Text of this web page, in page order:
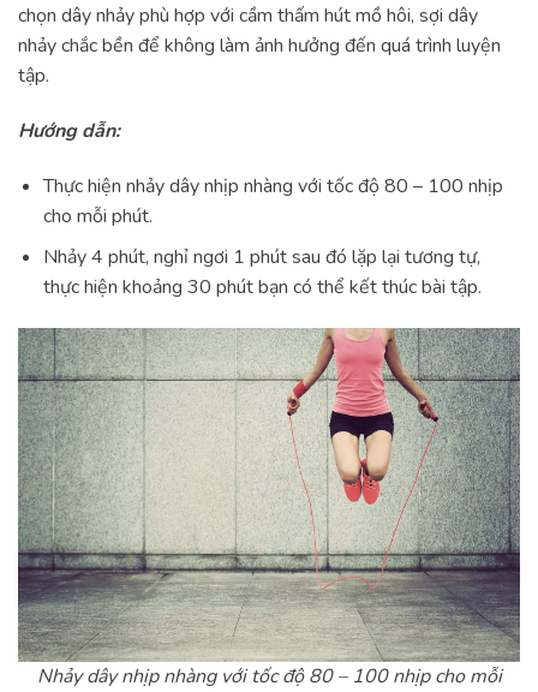
chọn dây nhảy phù hợp với cầm thấm hút mồ hôi, sợi dây
nhảy chắc bền để không làm ảnh hưởng đến quá trình luyện
tập.
Hướng dẫn:
Thực hiện nhảy dây nhịp nhàng với tốc độ 80 – 100 nhịp
cho mỗi phút.
Nhảy 4 phút, nghỉ ngơi 1 phút sau đó lặp lại tương tự,
thực hiện khoảng 30 phút bạn có thể kết thúc bài tập.
Nhảy dây nhịp nhàng với tốc độ 80 – 100 nhịp cho mỗi